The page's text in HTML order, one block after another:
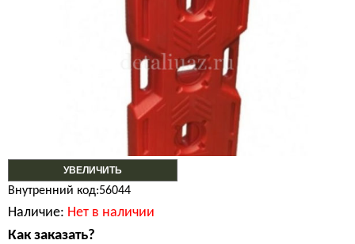
УВЕЛИЧИТЬ
Внутренний код:56044
Наличие: Нет в наличии
Как заказать?